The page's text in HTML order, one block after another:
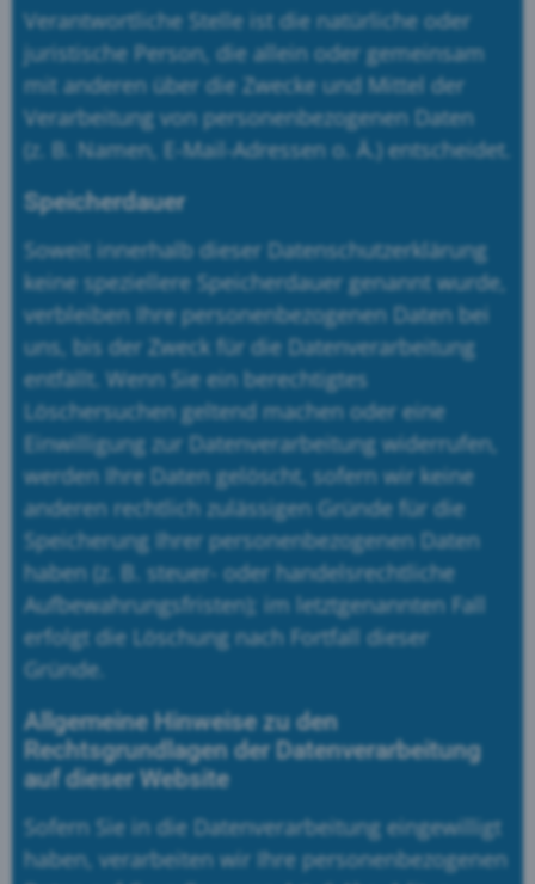
Verantwortliche Stelle ist die natürliche oder
juristische Person, die allein oder gemeinsam
mit anderen über die Zwecke und Mittel der
Verarbeitung von personenbezogenen Daten
(z. B. Namen, E-Mail-Adressen o. Ä.) entscheidet.
Speicherdauer
Soweit innerhalb dieser Datenschutzerklärung
keine speziellere Speicherdauer genannt wurde,
verbleiben Ihre personenbezogenen Daten bei
uns, bis der Zweck für die Datenverarbeitung
entfällt. Wenn Sie ein berechtigtes
Löschersuchen geltend machen oder eine
Einwilligung zur Datenverarbeitung widerrufen,
werden Ihre Daten gelöscht, sofern wir keine
anderen rechtlich zulässigen Gründe für die
Speicherung Ihrer personenbezogenen Daten
haben (z. B. steuer- oder handelsrechtliche
Aufbewahrungsfristen); im letztgenannten Fall
erfolgt die Löschung nach Fortfall dieser
Gründe.
Allgemeine Hinweise zu den
Rechtsgrundlagen der Datenverarbeitung
auf dieser Website
Sofern Sie in die Datenverarbeitung eingewilligt
haben, verarbeiten wir Ihre personenbezogenen